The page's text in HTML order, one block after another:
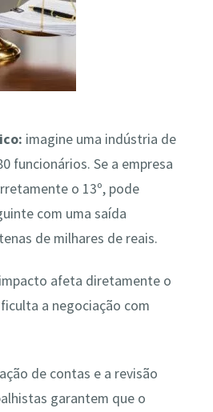
imagine uma indústria de
funcionários. Se a empresa
o 13º, pode
com uma saída
de milhares de reais.
afeta diretamente o
a negociação com
de contas e a revisão
garantem que o